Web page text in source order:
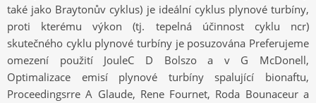
také jako Braytonův cyklus) je ideální cyklus plynové turbíny,
proti kterému výkon (tj. tepelná účinnost cyklu ncr)
skutečného cyklu plynové turbíny je posuzována Preferujeme
omezení použití JouleC D Bolszo a v G McDonell,
Optimalizace emisí plynové turbíny spalující bionaftu,
Proceedingsrre A Glaude, Rene Fournet, Roda Bounaceur a